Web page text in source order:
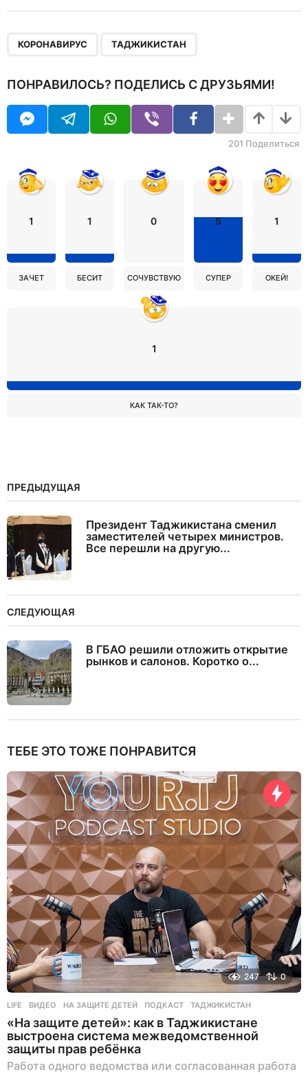
КОРОНАВИРУС ТАДЖИКИСТАН
ПОНРАВИЛОСЬ? ПОДЕЛИСЬ С ДРУЗЬЯМИ!
201 Поделиться
1
ЗАЧЕТ
1
БЕСИТ
0
СОЧУВСТВУЮ
5
СУПЕР
1
ОКЕЙ!
1
КАК ТАК-ТО?
ПРЕДЫДУЩАЯ
Президент Таджикистана сменил
заместителей четырех министров.
Все перешли на другую...
СЛЕДУЮЩАЯ
В ГБАО решили отложить открытие
рынков и салонов. Коротко о...
ТЕБЕ ЭТО ТОЖЕ ПОНРАВИТСЯ
247 0
LIFE ВИДЕО ,НА ЗАЩИТЕ ДЕТЕЙ ,ПОДКАСТ ,ТАДЖИКИСТАН
«На защите детей»: как в Таджикистане
выстроена система межведомственной
защиты прав ребёнка
Работа одного ведомства или согласованная работа